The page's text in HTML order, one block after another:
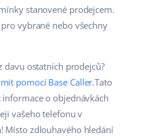
stanovené prodejcem.
vybrané nebo všechny
davu ostatních prodejců?
pomocí Base Caller.Tato
o objednávkách
vašeho telefonu v
Místo zdlouhavého hledání